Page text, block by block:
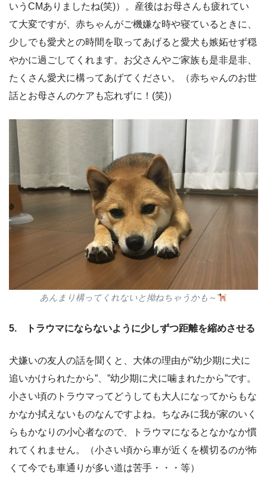
いうCMありましたね(笑)）。産後はお母さんも疲れてい
て大変ですが、赤ちゃんがご機嫌な時や寝ているときに、
少しでも愛犬との時間を取ってあげると愛犬も嫉妬せず穏
やかに過ごしてくれます。お父さんやご家族も是非是非、
たくさん愛犬に構ってあげてください。（赤ちゃんのお世
話とお母さんのケアも忘れずに！(笑)）
あんまり構ってくれないと拗ねちゃうかも ～
5. トラウマにならないように少しずつ距離を縮めさせる
犬嫌いの友人の話を聞くと、大体の理由が”幼少期に犬に
追いかけられたから”、”幼少期に犬に噛まれたから”です。
小さい頃のトラウマってどうしても大人になってからもな
かなか拭えないものなんですよね。ちなみに我が家のいく
らもかなりの小心者なので、トラウマになるとなかなか慣
れてくれません。（小さい頃から車が近くを横切るのが怖
くて今でも車通りが多い道は苦手・・・等）